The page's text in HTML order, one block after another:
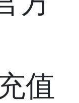
值